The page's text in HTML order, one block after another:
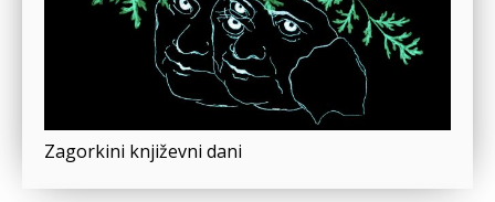
Zagorkini književni dani